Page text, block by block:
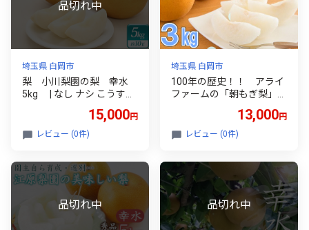
埼玉県 白岡市
梨 小川梨園の梨 幸水
5kg | なし ナシ こうすい
幸水梨 白岡の梨 白岡美人
15,000円
レビュー (0件)
埼玉県 白岡市
100年の歴史！！ アライ
ファームの「朝もぎ梨」幸
水・豊水・あきづき 約3kg
【11246-0352】13,000円
レビュー (0件)